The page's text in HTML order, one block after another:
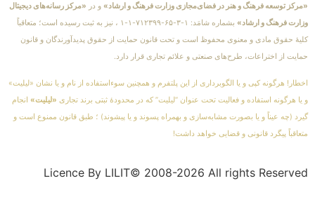
«مرکز توسعه فرهنگ و هنر در فضای‌مجازی وزارت فرهنگ و ارشاد» و در «مرکز رسانه‌های دیجیتال
وزارت فرهنگ و ارشاد»
بشماره شامَد: ۱-۳-۶۵-۷۱۲۳۹۹-۱-۱ ، نیز به ثبت رسیده است؛ متعاقباً
کلیهٔ حقوق مادی و معنوی محفوظ است و تحت قانون حمایت از حقوق پدیدآورندگان و قانون
حمایت از اختراعات، طرح‌های صنعتی و علائم تجاری قرار دارد.
اخطار! هرگونه کپی و یا الگوبرداری از این پلتفرم و همچنین سوءاستفاده از نام و یا نشان «لیلیت»
و یا هرگونه استفاده و فعالیت تحت عنوان “لیلیت” که در محدودهٔ ثبتی برند تجاری «لیلیت» انجام
گیرد (چه عیناً و یا بصورت مشابه‌سازی و بهمراه پسوند و یا پیشوند) ؛ طبق قانون ممنوع است و
متعاقباً پیگرد قانونی و قضایی خواهد داشت!
Licence By LILIT© 2008-2026 All rights Reserved